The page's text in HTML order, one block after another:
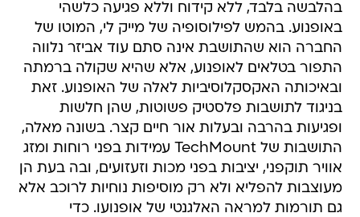
בהלבשה בלבד, ללא קידוח וללא פגיעה כלשהי
באופנוע. בהמש לפילוסופיה של מייק לי, המוטו של
החברה הוא שהתושבת אינה סתם עוד אביזר נלווה
התפור בטלאים לאופנוע, אלא שהיא שקולה ברמתה
ובאיכותה האקסקלוסיביות לאלה של האופנוע. זאת
בניגוד לתושבות פלסטיק פשוטות, שהן חלשות
ופגיעות בהרבה ובעלות אור חיים קצר. בשונה מאלה,
התושבות של TechMount עמידות בפני רוחות ומזג
אוויר תוקפני, יציבות בפני מכות וזעזועים, ובה בעת הן
מעוצבות להפליא ולא רק מוסיפות נוחיות לרוכב אלא
גם תורמות למראה האלגנטי של אופנועו. כדי